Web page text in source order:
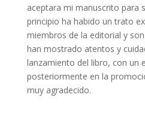
aceptara mi manuscrito para
principio ha habido un trato
miembros de la editorial y
han mostrado atentos y
lanzamiento del libro, con un
posteriormente en la
muy agradecido.